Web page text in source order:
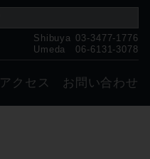
Shibuya 03-3477-1776
Umeda
06-6131-3078
アクセス お問い合わせ